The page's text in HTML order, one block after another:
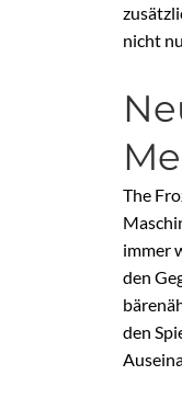
nicht
The
immer
den
den